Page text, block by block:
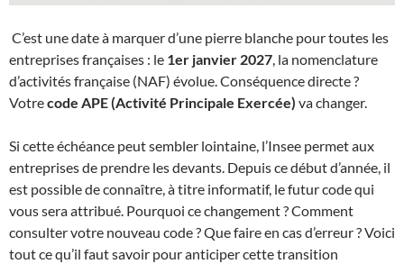
C’est une date à marquer d’une pierre blanche pour toutes les
entreprises françaises : le 1er janvier 2027, la nomenclature
d’activités française (NAF) évolue. Conséquence directe ?
Votrecode APE (Activité Principale Exercée) va changer.
Si cette échéance peut sembler lointaine, l’Insee permet aux
entreprises de prendre les devants. Depuis ce début d’année, il
est possible de connaître, à titre informatif, le futur code qui
vous sera attribué. Pourquoi ce changement ? Comment
consulter votre nouveau code ? Que faire en cas d’erreur ? Voici
tout ce qu’il faut savoir pour anticiper cette transition